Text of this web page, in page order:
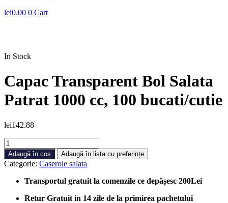
lei0.00 0 Cart
In Stock
Capac Transparent Bol Salata
Patrat 1000 cc, 100 bucati/cutie
lei142.88
Cantitate
Capac
Transparent
Bol
Salata
1000
Adaugă în coș Adaugă în lista cu preferințe
Categorie: Caserole salata
Transportul gratuit la comenzile ce depășesc 200Lei
Retur Gratuit in 14 zile de la primirea pachetului